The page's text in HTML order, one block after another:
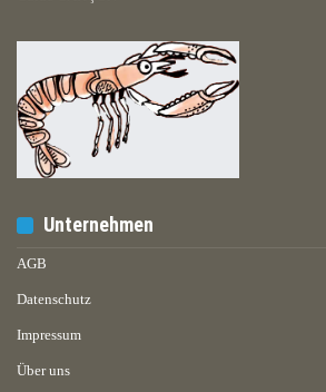
Unternehmen
AGB
Datenschutz
Impressum
Über uns